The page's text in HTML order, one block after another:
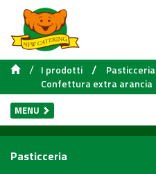
/ I prodotti / Pasticceria
Confettura extra arancia
MENU
Pasticceria